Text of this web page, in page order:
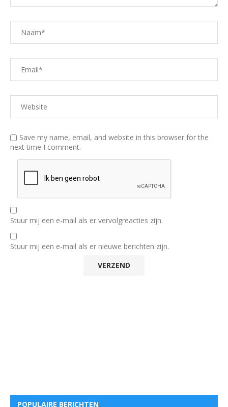
Save my name, email, and website in this browser for the
next time I comment.
Stuur mij een e-mail als er vervolgreacties zijn.
Stuur mij een e-mail als er nieuwe berichten zijn.
POPULAIRE BERICHTEN